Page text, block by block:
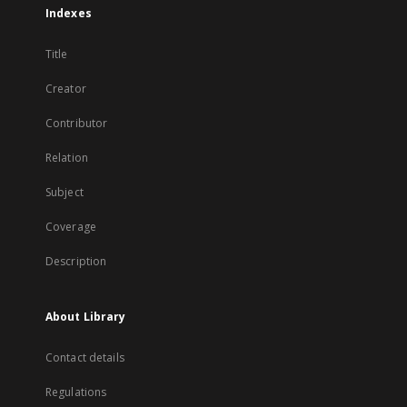
Indexes
Title
Creator
Contributor
Relation
Subject
Coverage
Description
About Library
Contact details
Regulations